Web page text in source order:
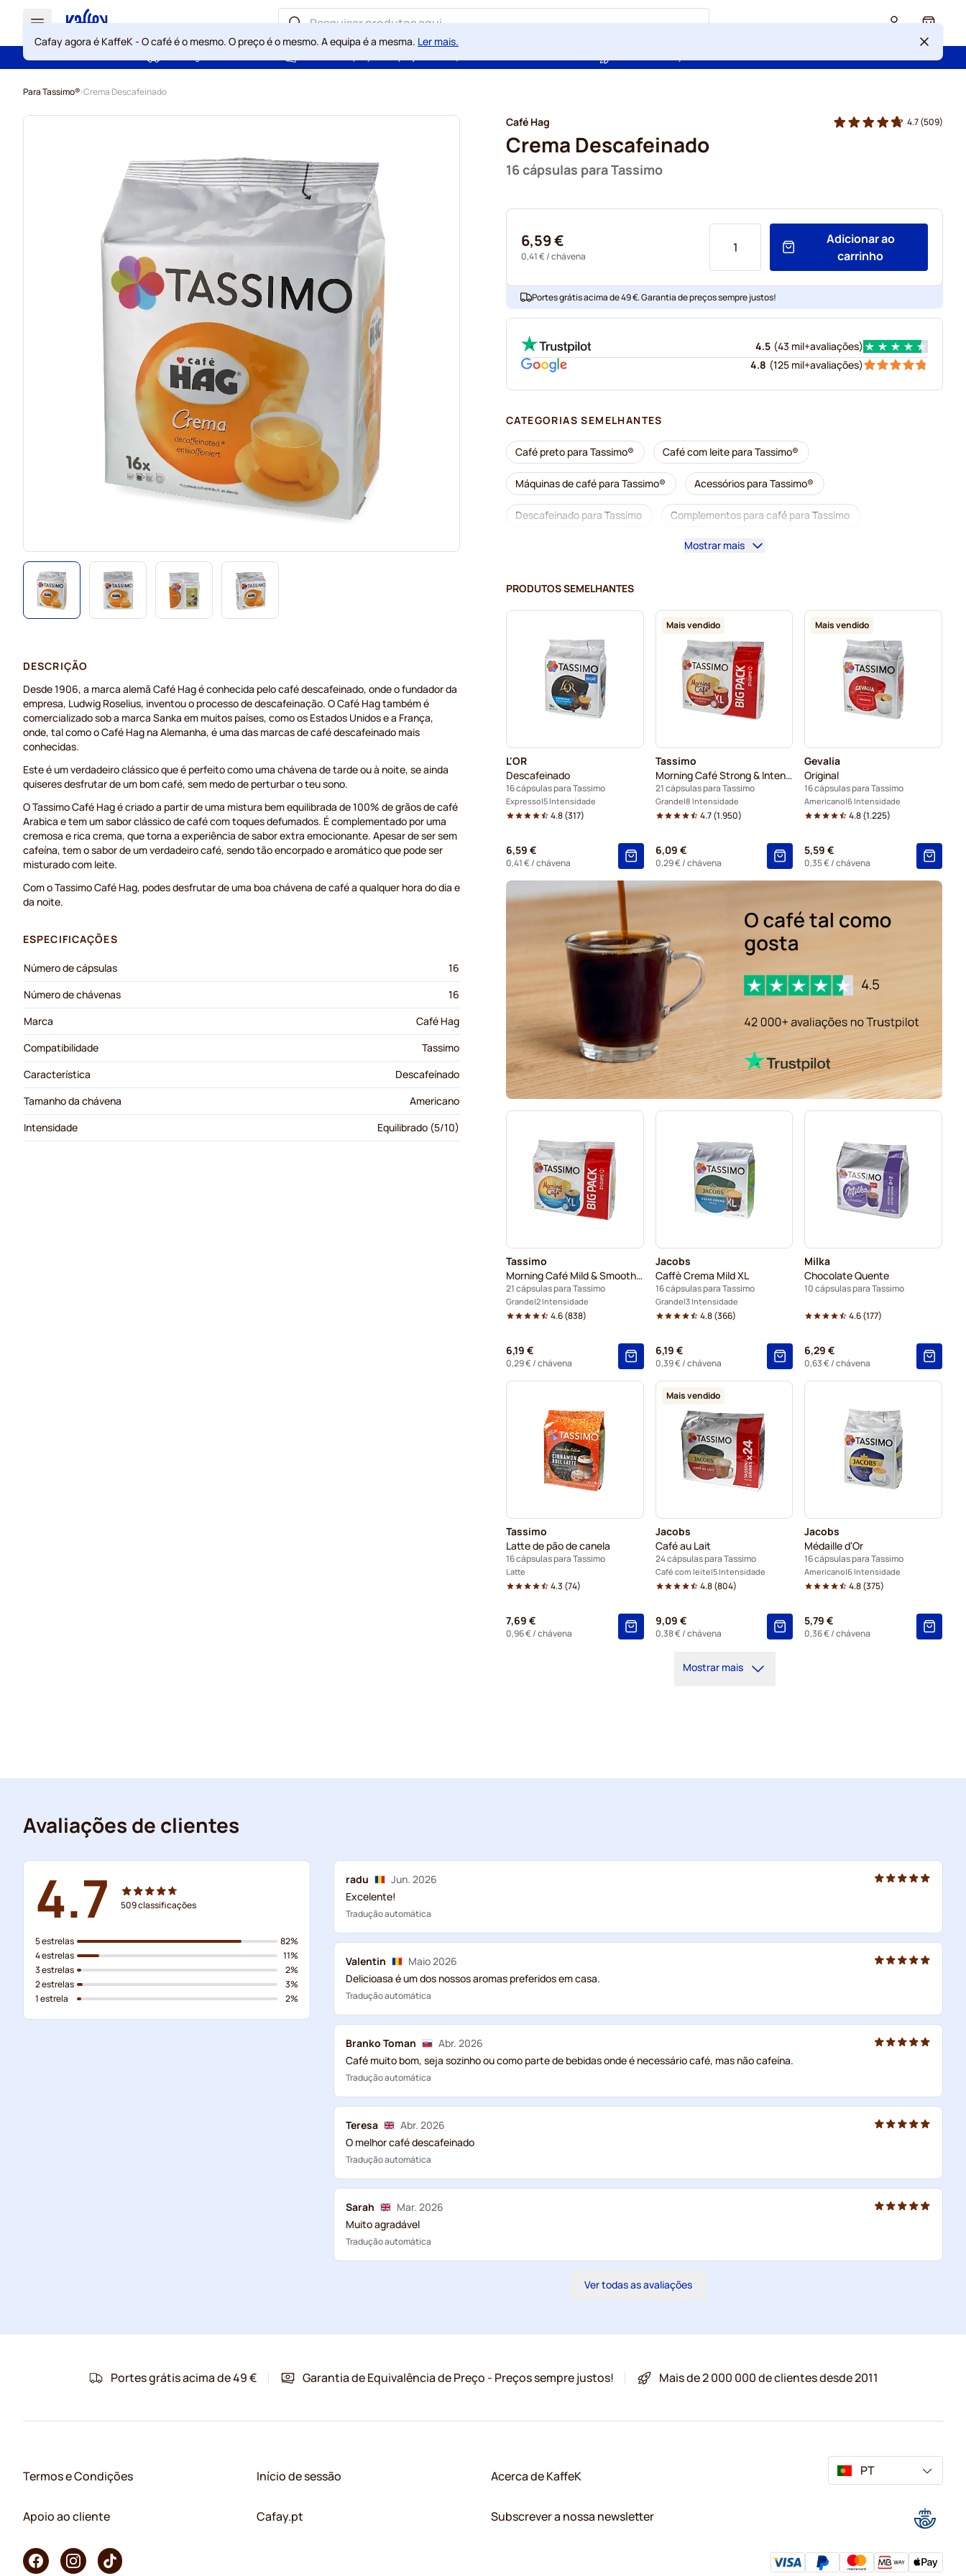
Cart
Cafay agora é KaffeK - O café é o mesmo. O preço é o mesmo. A equipa é a mesma. Ler mais.
Para Tassimo® Crema Descafeinado
Café Hag
Crema Descafeinado
16 cápsulas para Tassimo
4.7(509)
6,59 €
0,41 €/ chávena
Adicionar ao
carrinho
Portes grátis acima de 49 €. Garantia de preços sempre justos!
4.5 (43 mil+avaliações)
4.8 (125 mil+avaliações)
CATEGORIAS SEMELHANTES
Café preto para Tassimo® Café com leite para Tassimo®
Máquinas de café para Tassimo® Acessórios para Tassimo®
Descafeinado para Tassimo Complementos para café para Tassimo
Descalcificação e limpeza para Tassimo Cápsulas de café L'OR para Tassimo
Cápsulas Friele para Tassimo Cápsulas Marcilla para Tassimo Para Tassimo®
Chocolate quente e chá para Tassimo® Cápsulas Gevalia para Tassimo
Mostrar mais
PRODUTOS SEMELHANTES
L'OR
Descafeinado
16 cápsulas para Tassimo
Expresso 5 Intensidade
4.8(317)
6,59 €
0,41 €/ chávena
Mais vendido
Tassimo
Morning Café Strong & Intense XL
21 cápsulas para Tassimo
Grande 8 Intensidade
4.7(1.950)
6,09 €
0,29 €/ chávena
Mais vendido
Gevalia
Original
16 cápsulas para Tassimo
Americano 6 Intensidade
4.8(1.225)
5,59 €
0,35 €/ chávena
Tassimo
Morning Café Mild & Smooth XL
21 cápsulas para Tassimo
Grande 2 Intensidade
4.6(838)
6,19 €
0,29 €/ chávena
Jacobs
Caffè Crema Mild XL
16 cápsulas para Tassimo
Grande 3 Intensidade
4.8(366)
6,19 €
0,39 €/ chávena
Milka
Chocolate Quente
10 cápsulas para Tassimo
4.6(177)
6,29 €
0,63 €/ chávena
Tassimo
Latte de pão de canela
16 cápsulas para Tassimo
Latte
4.3 (74)
7,69 €
0,96 €/ chávena
Mais vendido
Jacobs
Café au Lait
24 cápsulas para Tassimo
Café com leite 5 Intensidade
4.8(804)
9,09 €
0,38 €/ chávena
Jacobs
Médaille d'Or
16 cápsulas para Tassimo
Americano 6 Intensidade
4.8(375)
5,79 €
0,36 €/ chávena
Mostrar mais
DESCRIÇÃO
Desde 1906, a marca alemã Café Hag é conhecida pelo café descafeinado, onde o fundador da
empresa, Ludwig Roselius, inventou o processo de descafeinação. O Café Hag também é
comercializado sob a marca Sanka em muitos países, como os Estados Unidos e a França,
onde, tal como o Café Hag na Alemanha, é uma das marcas de café descafeinado mais
conhecidas.
Este é um verdadeiro clássico que é perfeito como uma chávena de tarde ou à noite, se ainda
quiseres desfrutar de um bom café, sem medo de perturbar o teu sono.
O Tassimo Café Hag é criado a partir de uma mistura bem equilibrada de 100% de grãos de café
Arabica e tem um sabor clássico de café com toques defumados. É complementado por uma
cremosa e rica crema, que torna a experiência de sabor extra emocionante. Apesar de ser sem
cafeína, tem o sabor de um verdadeiro café, sendo tão encorpado e aromático que pode ser
misturado com leite.
Com o Tassimo Café Hag, podes desfrutar de uma boa chávena de café a qualquer hora do dia e
da noite.
ESPECIFICAÇÕES
Número de cápsulas
16
Número de chávenas
16
Marca
Café Hag
Compatibilidade
Tassimo
Característica
Descafeínado
Tamanho da chávena
Americano
Intensidade
Equilibrado (5/10)
Avaliações de clientes
4.7 509classificações
5 estrelas
4 estrelas
3 estrelas
2 estrelas
1 estrela
82%
11%
2%
3%
2%
radu
Jun. 2026
Excelente!
Tradução automática
Valentin
Maio 2026
Delicioasa é um dos nossos aromas preferidos em casa.
Tradução automática
Branko Toman
Abr. 2026
Café muito bom, seja sozinho ou como parte de bebidas onde é necessário café, mas não cafeína.
Tradução automática
Teresa
Abr. 2026
O melhor café descafeinado
Tradução automática
Sarah
Mar. 2026
Muito agradável
Tradução automática
Ver todas as avaliações
Portes grátis acima de 49 € Garantia de Equivalência de Preço - Preços sempre justos! Mais de 2 000 000 de clientes desde 2011
Termos e Condições
Apoio ao cliente
Início de sessão
Cafay.pt
Acerca de KaffeK
Subscrever a nossa newsletter
PT